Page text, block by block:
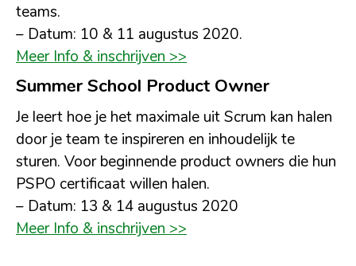
teams.
– Datum: 10 & 11 augustus 2020.
Meer Info & inschrijven >>
Summer School Product Owner
Je leert hoe je het maximale uit Scrum kan halen
door je team te inspireren en inhoudelijk te
sturen. Voor beginnende product owners die hun
PSPO certificaat willen halen.
– Datum: 13 & 14 augustus 2020
Meer Info & inschrijven >>